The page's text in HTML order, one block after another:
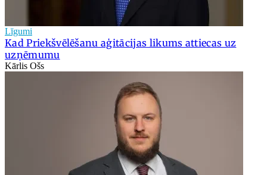
Līgumi
Kad Priekšvēlēšanu aģitācijas likums attiecas uz
uzņēmumu
Kārlis Ošs